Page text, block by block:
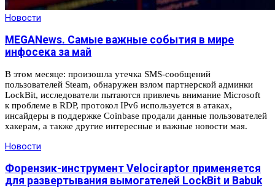
Новости
MEGANews. Cамые важные события в мире
инфосека за май
В этом месяце: произошла утечка SMS-сообщений
пользователей Steam, обнаружен взлом партнерской админки
LockBit, исследователи пытаются привлечь внимание Microsoft
к проблеме в RDP, протокол IPv6 используется в атаках,
инсайдеры в поддержке Coinbase продали данные пользователей
хакерам, а также другие интересные и важные новости мая.
Новости
Форензик-инструмент Velociraptor применяется
для развертывания вымогателей LockBit и Babuk